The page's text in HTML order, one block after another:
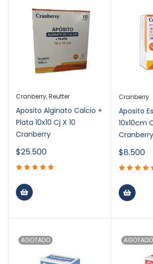
Cranberry,Reutter
Aposito Alginato Calcio +
Plata 10x10 Cj X 10
Cranberry
$25.500
Cranberry
Aposito
10x10cm
Cranberry
$8.500
AGOTADO AGOTADO